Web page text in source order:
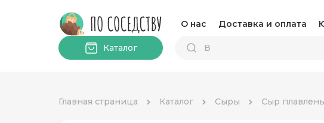
О нас Доставка и оплата
Каталог
Главная страница Каталог Сыры Сыр